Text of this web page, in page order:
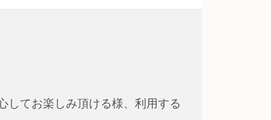
してお楽しみ頂ける様、利用する